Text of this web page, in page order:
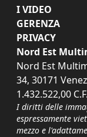
I VIDEO
GERENZA
PRIVACY
Nord Est
Nord Est
34, 30171
1.432.522,00
I diritti delle
espressamente
mezzo e